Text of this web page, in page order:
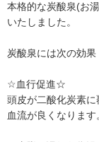
本格的な炭酸泉(お
いたしました。
炭酸泉には次の効
☆血行促進☆
頭皮が二酸化炭素
血流が良くなります